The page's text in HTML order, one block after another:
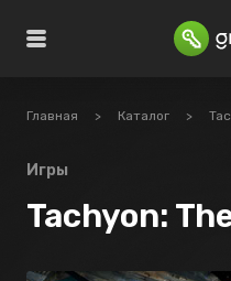
Главная > Каталог >
Игры
Tachyon: